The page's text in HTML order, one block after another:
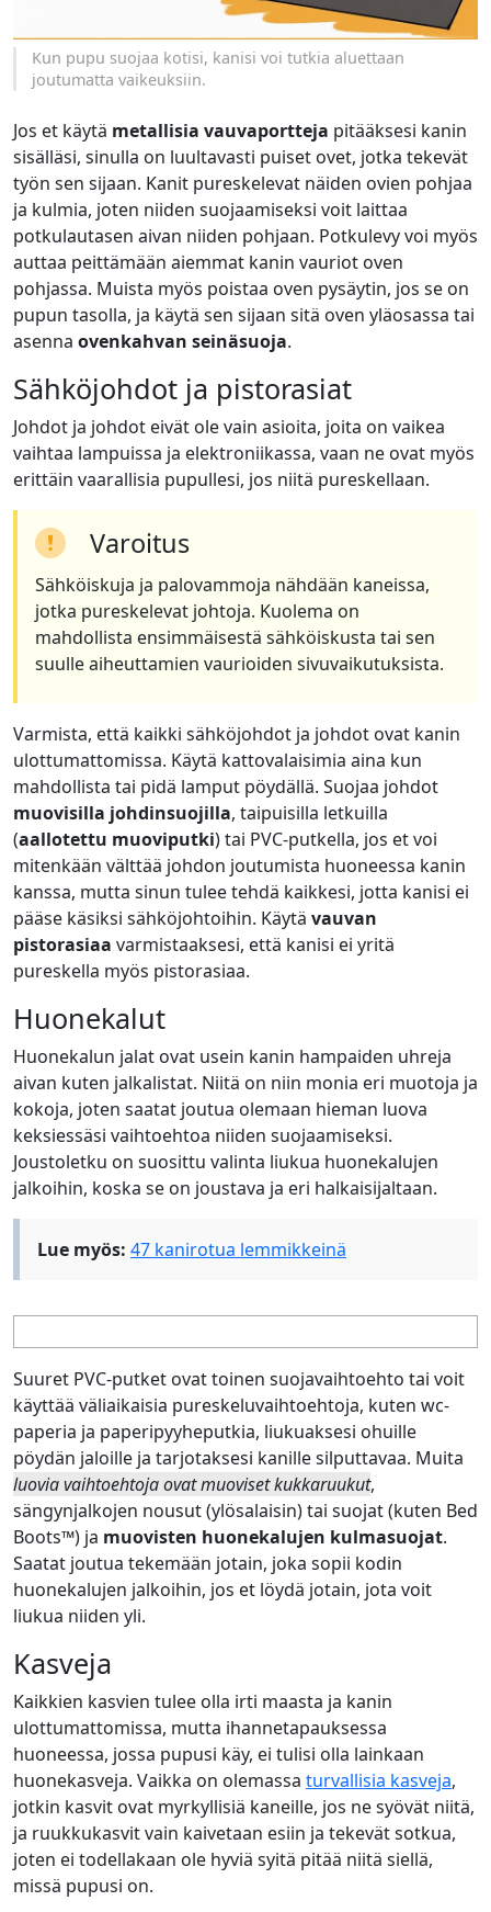
Kun pupu suojaa kotisi, kanisi voi tutkia aluettaan
joutumatta vaikeuksiin.
Jos et käytä metallisia vauvaportteja pitääksesi kanin
sisälläsi, sinulla on luultavasti puiset ovet, jotka tekevät
työn sen sijaan. Kanit pureskelevat näiden ovien pohjaa
ja kulmia, joten niiden suojaamiseksi voit laittaa
potkulautasen aivan niiden pohjaan. Potkulevy voi myös
auttaa peittämään aiemmat kanin vauriot oven
pohjassa. Muista myös poistaa oven pysäytin, jos se on
pupun tasolla, ja käytä sen sijaan sitä oven yläosassa tai
asenna ovenkahvan seinäsuoja.
Sähköjohdot ja pistorasiat
Johdot ja johdot eivät ole vain asioita, joita on vaikea
vaihtaa lampuissa ja elektroniikassa, vaan ne ovat myös
erittäin vaarallisia pupullesi, jos niitä pureskellaan.
Varoitus
Sähköiskuja ja palovammoja nähdään kaneissa,
jotka pureskelevat johtoja. Kuolema on
mahdollista ensimmäisestä sähköiskusta tai sen
suulle aiheuttamien vaurioiden sivuvaikutuksista.
Varmista, että kaikki sähköjohdot ja johdot ovat kanin
ulottumattomissa. Käytä kattovalaisimia aina kun
mahdollista tai pidä lamput pöydällä. Suojaa johdot
muovisilla johdinsuojilla, taipuisilla letkuilla
(aallotettu muoviputki) tai PVC-putkella, jos et voi
mitenkään välttää johdon joutumista huoneessa kanin
kanssa, mutta sinun tulee tehdä kaikkesi, jotta kanisi ei
pääse käsiksi sähköjohtoihin. Käytä vauvan
pistorasiaa varmistaaksesi, että kanisi ei yritä
pureskella myös pistorasiaa.
Huonekalut
Huonekalun jalat ovat usein kanin hampaiden uhreja
aivan kuten jalkalistat. Niitä on niin monia eri muotoja ja
kokoja, joten saatat joutua olemaan hieman luova
keksiessäsi vaihtoehtoa niiden suojaamiseksi.
Joustoletku on suosittu valinta liukua huonekalujen
jalkoihin, koska se on joustava ja eri halkaisijaltaan.
Lue myös: 47 kanirotua lemmikkeinä
Suuret PVC-putket ovat toinen suojavaihtoehto tai voit
käyttää väliaikaisia pureskeluvaihtoehtoja, kuten wc-
paperia ja paperipyyheputkia, liukuaksesi ohuille
pöydän jaloille ja tarjotaksesi kanille silputtavaa. Muita
luovia vaihtoehtoja ovat muoviset kukkaruukut,
sängynjalkojen nousut (ylösalaisin) tai suojat (kuten Bed
Boots™) ja muovisten huonekalujen kulmasuojat.
Saatat joutua tekemään jotain, joka sopii kodin
huonekalujen jalkoihin, jos et löydä jotain, jota voit
liukua niiden yli.
Kasveja
Kaikkien kasvien tulee olla irti maasta ja kanin
ulottumattomissa, mutta ihannetapauksessa
huoneessa, jossa pupusi käy, ei tulisi olla lainkaan
huonekasveja. Vaikka on olemassa turvallisia kasveja,
jotkin kasvit ovat myrkyllisiä kaneille, jos ne syövät niitä,
ja ruukkukasvit vain kaivetaan esiin ja tekevät sotkua,
joten ei todellakaan ole hyviä syitä pitää niitä siellä,
missä pupusi on.